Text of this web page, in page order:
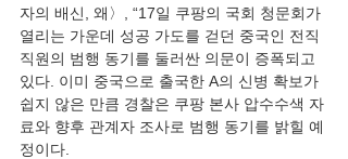
자의 배신, 왜〉, “17일 쿠팡의 국회 청문회가
열리는 가운데 성공 가도를 걷던 중국인 전직
직원의 범행 동기를 둘러싼 의문이 증폭되고
있다. 이미 중국으로 출국한 A의 신병 확보가
쉽지 않은 만큼 경찰은 쿠팡 본사 압수수색 자
료와 향후 관계자 조사로 범행 동기를 밝힐 예
정이다.